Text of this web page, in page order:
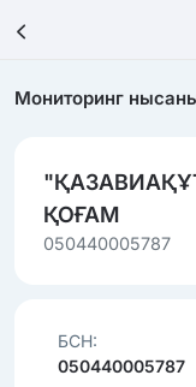
Мониторинг
ҚОҒАМ
050440005787
БСН:
050440005787